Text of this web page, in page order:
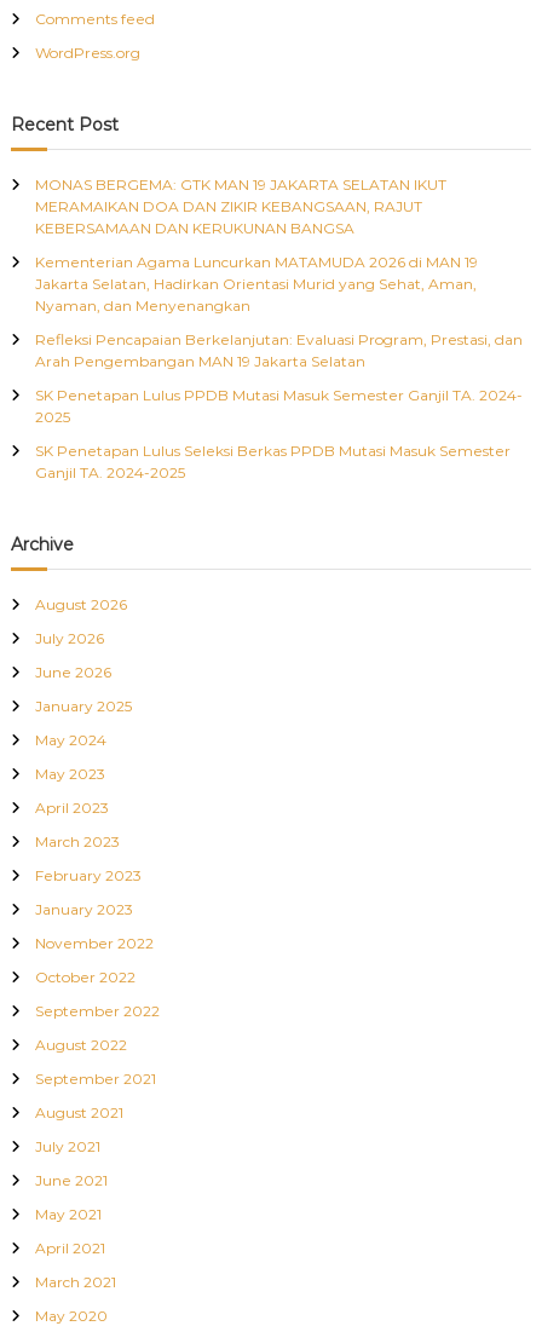
Comments feed
WordPress.org
Recent Post
MONAS BERGEMA: GTK MAN 19 JAKARTA SELATAN IKUT
MERAMAIKAN DOA DAN ZIKIR KEBANGSAAN, RAJUT
KEBERSAMAAN DAN KERUKUNAN BANGSA
Kementerian Agama Luncurkan MATAMUDA 2026 di MAN 19
Jakarta Selatan, Hadirkan Orientasi Murid yang Sehat, Aman,
Nyaman, dan Menyenangkan
Refleksi Pencapaian Berkelanjutan: Evaluasi Program, Prestasi, dan
Arah Pengembangan MAN 19 Jakarta Selatan
SK Penetapan Lulus PPDB Mutasi Masuk Semester Ganjil TA. 2024-
2025
SK Penetapan Lulus Seleksi Berkas PPDB Mutasi Masuk Semester
Ganjil TA. 2024-2025
Archive
August 2026
July 2026
June 2026
January 2025
May 2024
May 2023
April 2023
March 2023
February 2023
January 2023
November 2022
October 2022
September 2022
August 2022
September 2021
August 2021
July 2021
June 2021
May 2021
April 2021
March 2021
May 2020